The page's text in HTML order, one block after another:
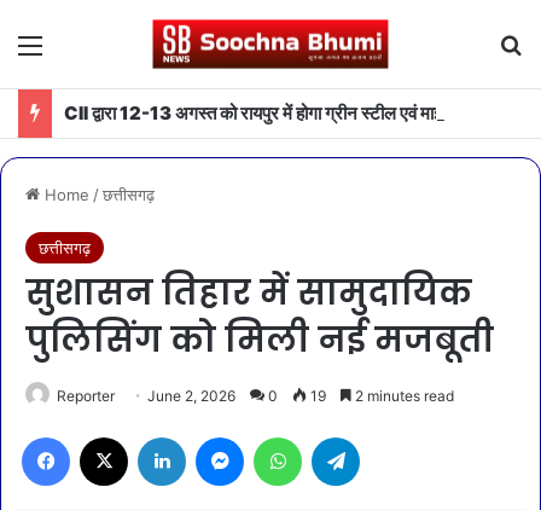
Menu
Home /छत्तीसगढ़
छत्तीसगढ़
सुशासन तिहार में सामुदायिक
पुलिसिंग को मिली नई मजबूती
Reporter June 2, 2026 0 19 2 minutes read
Facebook LinkedIn MessengerWhatsApp